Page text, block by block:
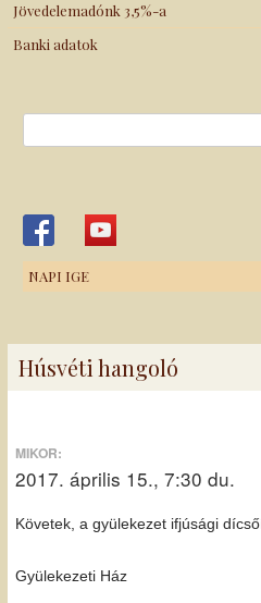
Jövedelemadónk 3,5%-a
Banki adatok
NAPI IGE
Húsvéti hangoló
MIKOR:
2017. április 15., 7:30 du.
Követek, a gyülekezet ifjúsági
Gyülekezeti Ház